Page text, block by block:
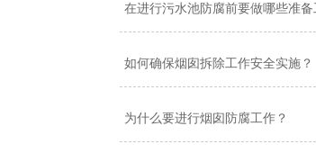
在进行污水池防腐前要做哪些准备
如何确保烟囱拆除工作安全实施？
为什么要进行烟囱防腐工作？